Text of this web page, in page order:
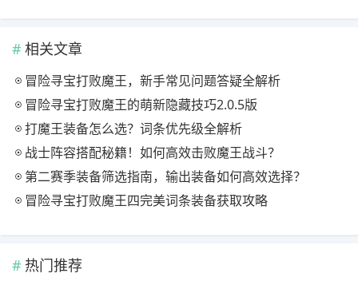
相关文章
冒险寻宝打败魔王，新手常见问题答疑全解析
冒险寻宝打败魔王的萌新隐藏技巧2.0.5版
打魔王装备怎么选？词条优先级全解析
战士阵容搭配秘籍！如何高效击败魔王战斗？
第二赛季装备筛选指南，输出装备如何高效选择？
冒险寻宝打败魔王四完美词条装备获取攻略
热门推荐